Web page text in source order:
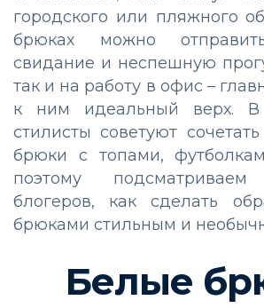
городского или пляжного
брюках можно
свидание и неспешную
так и на работу в офис –
к ним идеальный верх. В
стилисты советуют
брюки с топами,
поэтому
блогеров, как сделать
брюками стильным и
Белые